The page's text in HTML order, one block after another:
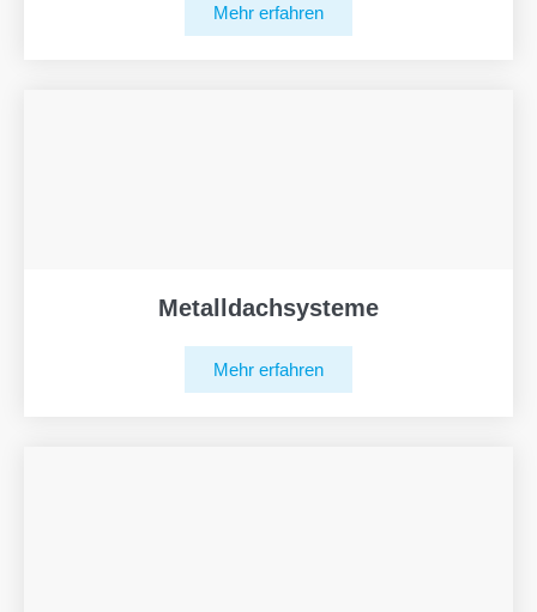
Mehr erfahren
Metalldachsysteme
Mehr erfahren